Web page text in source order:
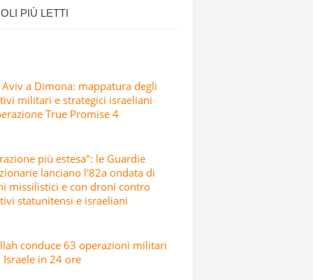
SCUOLE E CENTRI CULTURALI IN
CON MISSILI E DRONI
PIÙ LETTI
Aviv a Dimona: mappatura degli
militari e strategici israeliani
True Promise 4
più estesa": le Guardie
lanciano l'82a ondata di
missilistici e con droni contro
statunitensi e israeliani
conduce 63 operazioni militari
Israele in 24 ore